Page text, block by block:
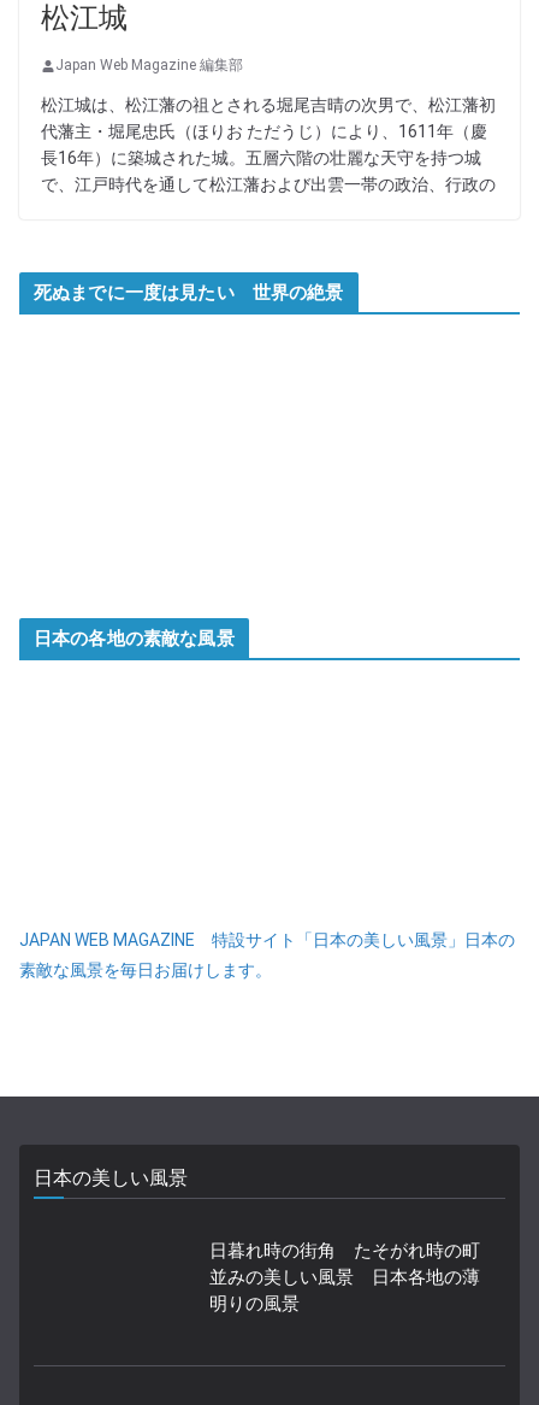
松江城
Japan Web Magazine 編集部
松江城は、松江藩の祖とされる堀尾吉晴の次男で、松江藩初
代藩主・堀尾忠氏（ほりお ただうじ）により、1611年（慶
長16年）に築城された城。五層六階の壮麗な天守を持つ城
で、江戸時代を通して松江藩および出雲一帯の政治、行政の
死ぬまでに一度は見たい 世界の絶景
日本の各地の素敵な風景
JAPAN WEB MAGAZINE 特設サイト「日本の美しい風景」日本の
素敵な風景を毎日お届けします。
日本の美しい風景
日暮れ時の街角 たそがれ時の町
並みの美しい風景 日本各地の薄
明りの風景